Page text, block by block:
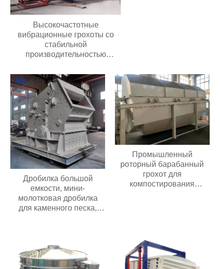
Высокочастотные
вибрационные грохоты со
стабильной
производительностью
добычи полезных
ископаемыхВысокочастотные
вибрационные грохоты со
стабильной
производительностью
Долговечные грохоты для
добычи полезных
ископаемых
Дробилка большой
емкости, мини-
молотковая дробилка
для каменного песка,
Промышленный
роторный барабанный
грохот для
компостирования